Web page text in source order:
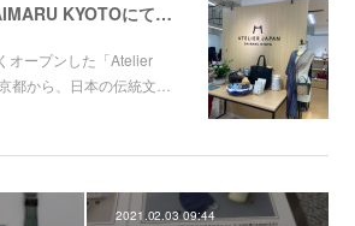
ATELIER JAPAN DAIMARU KYOTOにてChameleon Band for Apple Watchの取り扱いが始まりまました。
オープンした「Atelier
都から、日本の伝統文…
2021.02.03 09:44